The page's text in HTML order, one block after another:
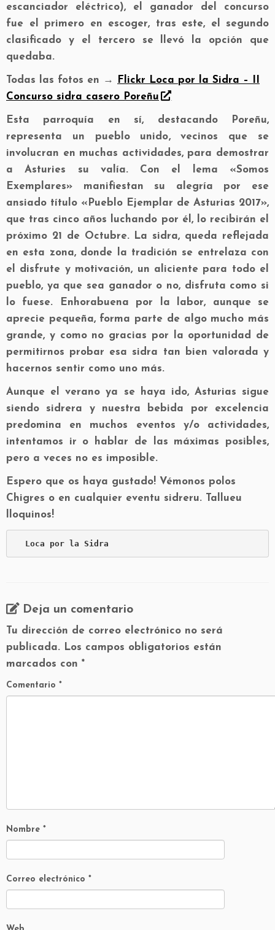
escanciador eléctrico), el ganador del concurso
fue el primero en escoger, tras este, el segundo
clasificado y el tercero se llevó la opción que
quedaba.
Todas las fotos en →
Flickr Loca por la Sidra – II
Concurso sidra casero Poreñu
Esta parroquía en sí, destacando Poreñu,
representa un pueblo unido, vecinos que se
involucran en muchas actividades, para demostrar
a Asturies su valía. Con el lema «Somos
Exemplares» manifiestan su alegría por ese
ansiado título «Pueblo Ejemplar de Asturias 2017»,
que tras cinco años luchando por él, lo recibirán el
próximo 21 de Octubre. La sidra, queda reflejada
en esta zona, donde la tradición se entrelaza con
el disfrute y motivación, un aliciente para todo el
pueblo, ya que sea ganador o no, disfruta como si
lo fuese. Enhorabuena por la labor, aunque se
aprecie pequeña, forma parte de algo mucho más
grande, y como no gracias por la oportunidad de
permitirnos probar esa sidra tan bien valorada y
hacernos sentir como uno más.
Aunque el verano ya se haya ido, Asturias sigue
siendo sidrera y nuestra bebida por excelencia
predomina en muchos eventos y/o actividades,
intentamos ir o hablar de las máximas posibles,
pero a veces no es imposible.
Espero que os haya gustado! Vémonos polos
Chigres o en cualquier eventu sidreru. Tallueu
lloquinos!
Loca por la Sidra
Deja un comentario
Tu dirección de correo electrónico no será
publicada. Los campos obligatorios están
marcados con *
Comentario *
Nombre *
Correo electrónico *